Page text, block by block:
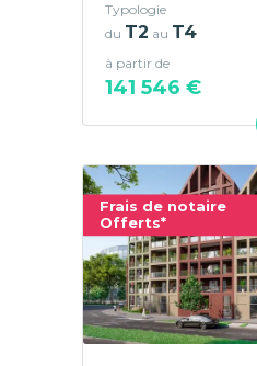
Typologie
du T2 au T4
à partir de
141 546 €
Frais de notaire
Offerts*